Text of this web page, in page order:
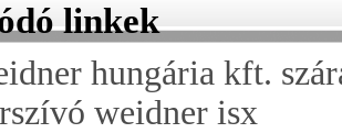
linkek
hungária kft.
weidner isx